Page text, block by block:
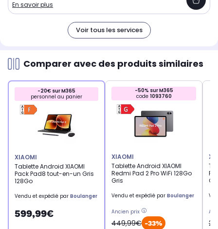
En savoir plus
Voir tous les services
Comparer avec des produits similaires
-20€ sur M365
personnel au panier
XIAOMI
Tablette Android XIAOMI
Pack Pad8 tout-en-un Gris
128Go
Vendu et expédié par Boulanger
599,99€
-50% sur M365
code 1093760
XIAOMI
Tablette Android XIAOMI
Redmi Pad 2 Pro WiFi 128Go
Gris
Vendu et expédié par Boulanger
Ancien prix
449,99€ -33%